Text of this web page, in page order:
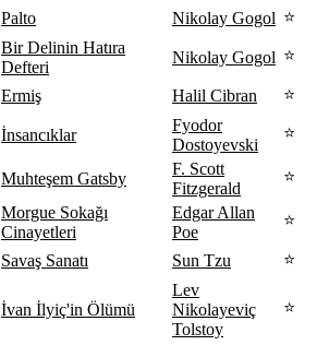
Palto Nikolay Gogol ⭐
Bir Delinin Hatıra
Defteri
Nikolay Gogol ⭐
Ermiş Halil Cibran ⭐
İnsancıklar
Fyodor
Dostoyevski
⭐
Muhteşem Gatsby
F. Scott
Fitzgerald
⭐
Morgue Sokağı
Cinayetleri
Edgar Allan
Poe
⭐
Savaş Sanatı Sun Tzu ⭐
İvan İlyiç'in Ölümü
Lev
Nikolayeviç
Tolstoy
⭐